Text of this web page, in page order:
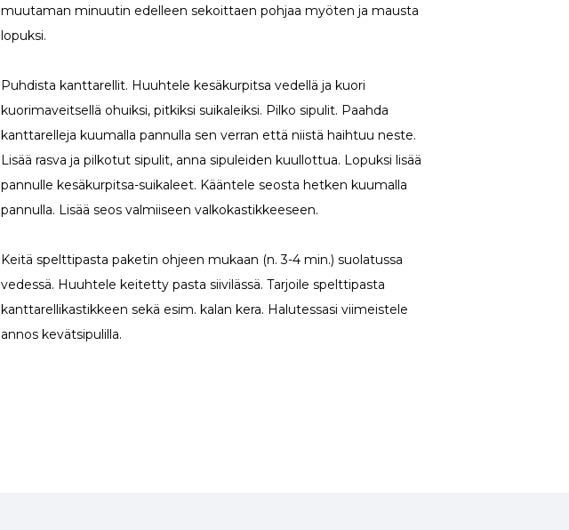
muutaman minuutin edelleen sekoittaen pohjaa myöten ja mausta
lopuksi.
Puhdista kanttarellit. Huuhtele kesäkurpitsa vedellä ja kuori
kuorimaveitsellä ohuiksi, pitkiksi suikaleiksi. Pilko sipulit. Paahda
kanttarelleja kuumalla pannulla sen verran että niistä haihtuu neste.
Lisää rasva ja pilkotut sipulit, anna sipuleiden kuullottua. Lopuksi lisää
pannulle kesäkurpitsa-suikaleet. Kääntele seosta hetken kuumalla
pannulla. Lisää seos valmiiseen valkokastikkeeseen.
Keitä spelttipasta paketin ohjeen mukaan (n. 3-4 min.) suolatussa
vedessä. Huuhtele keitetty pasta siivilässä. Tarjoile spelttipasta
kanttarellikastikkeen sekä esim. kalan kera. Halutessasi viimeistele
annos kevätsipulilla.